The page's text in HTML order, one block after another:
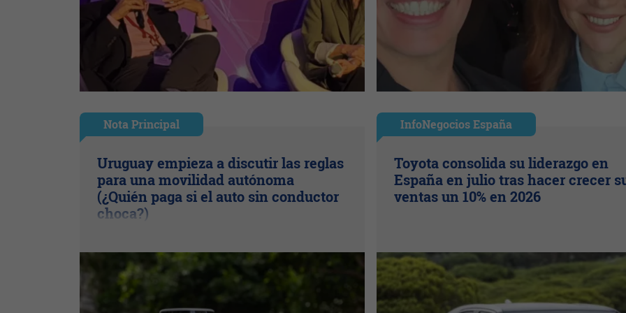
Nota Principal
Uruguay empieza a discutir las reglas
para una movilidad autónoma
(¿Quién paga si el auto sin conductor
choca?)
InfoNegocios España
Toyota consolida su liderazgo en
España en julio tras hacer crecer
ventas un 10% en 2026